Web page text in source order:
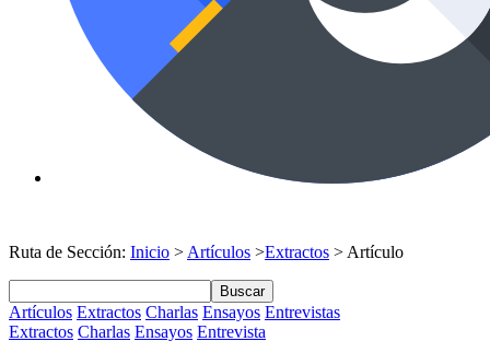
Ruta de Sección: Inicio > Artículos >Extractos > Artículo
Buscar
Artículos Extractos Charlas Ensayos Entrevistas
Extractos Charlas Ensayos Entrevista